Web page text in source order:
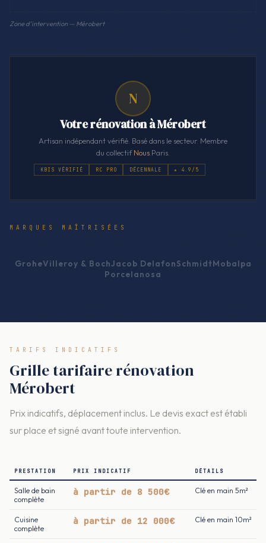
Zone d'intervention — Mérobert
N
Votre rénovation à Mérobert
Artisan indépendant vérifié. Basé dans le secteur. Membre
du collectifNous .Paris.
KBIS VÉRIFIÉ RC PRO DÉCENNALE ★ 4.9/5
MARQUES MAÎTRISÉES
GroheVilleroy & BochJacob DelafonSchmidtMobalpa
Porcelanosa
TARIFS INDICATIFS
Grille tarifaire rénovation
Mérobert
Prix indicatifs, déplacement inclus. Le devis exact est établi
sur place et signé avant toute intervention.
PRESTATION PRIX INDICATIF DÉTAILS
Salle de bain
complète
à partir de 8 500€ Clé en main 5m²
Cuisine
complète
à partir de 12 000€ Clé en main 10m²